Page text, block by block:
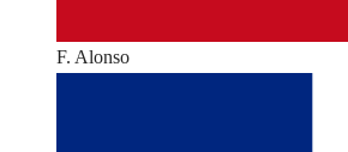
F. Alonso